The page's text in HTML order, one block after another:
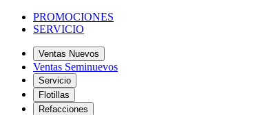
PROMOCIONES
SERVICIO
Ventas Nuevos
Ventas Seminuevos
Servicio
Flotillas
Refacciones